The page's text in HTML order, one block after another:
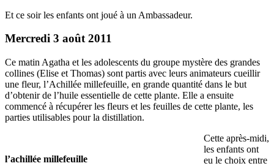
Et ce soir les enfants ont joué à un Ambassadeur.
Mercredi 3 août 2011
Ce matin Agatha et les adolescents du groupe mystère des grandes
collines (Elise et Thomas) sont partis avec leurs animateurs cueillir
une fleur, l’Achillée millefeuille, en grande quantité dans le but
d’obtenir de l’huile essentielle de cette plante. Elle a ensuite
commencé à récupérer les fleurs et les feuilles de cette plante, les
parties utilisables pour la distillation.
l’achillée millefeuille
Cette après-midi,
les enfants ont
eu le choix entre